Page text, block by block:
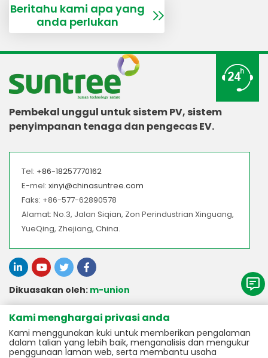
Beritahu kami apa yang
anda perlukan
Pembekal unggul untuk sistem PV, sistem
penyimpanan tenaga dan pengecas EV.
Tel: +86-18257770162
E-mel: xinyi@chinasuntree.com
Faks: +86-577-62890578
Alamat: No.3, Jalan Siqian, Zon Perindustrian Xinguang,
YueQing, Zhejiang, China.
Dikuasakan oleh: m-union
> Barisan Produk Kami
> Aksesori DC Berhubung Grid
> Perkhidmatan
Kami menghargai privasi anda
Kami menggunakan kuki untuk memberikan pengalaman
dalam talian yang lebih baik, menganalisis dan mengukur
penggunaan laman web, serta membantu usaha